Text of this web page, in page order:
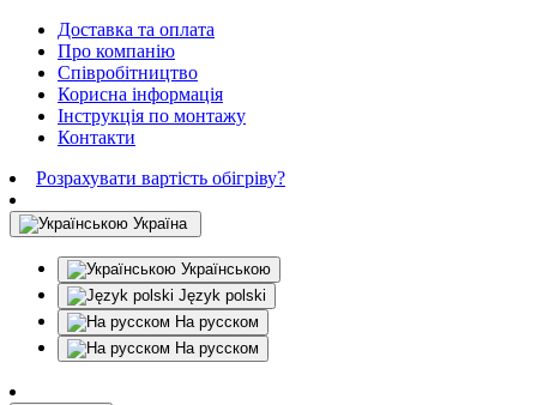
Доставка та оплата
Про компанію
Співробітництво
Корисна інформація
Інструкція по монтажу
Контакти
Розрахувати вартість обігріву?
Україна
Українською
Język polski
На русском
На русском